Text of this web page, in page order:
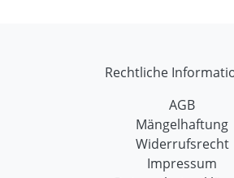
Rechtliche
AGB
Mängelhaftung
Widerrufsrecht
Impressum